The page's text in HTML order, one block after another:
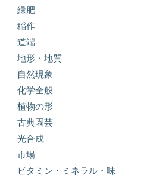
緑肥
稲作
道端
地形・地質
自然現象
化学全般
植物の形
古典園芸
光合成
市場
ビタミン・ミネラル・味